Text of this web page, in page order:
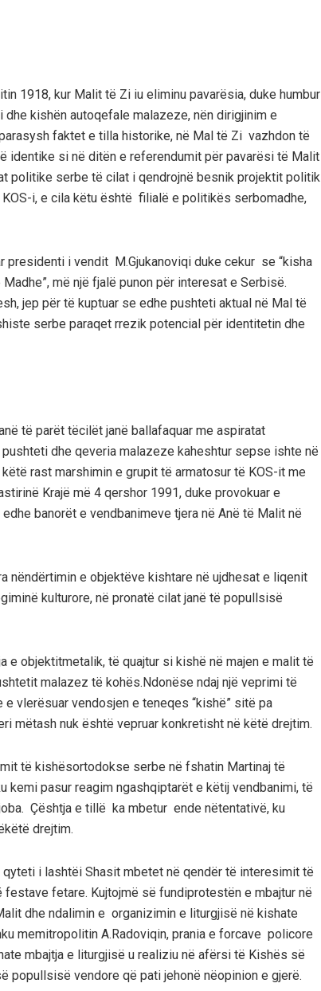
1918, kur Malit të Zi iu eliminu pavarësia, duke humbur
dhe kishën autoqefale malazeze, nën dirigjinim e
faktet e tilla historike, në Mal të Zi vazhdon të
identike si në ditën e referendumit për pavarësi të Malit
politike serbe të cilat i qendrojnë besnik projektit politik
i, e cila këtu është filialë e politikës serbomadhe,
i vendit M.Gjukanoviqi duke cekur se “kisha
më një fjalë punon për interesat e Serbisë.
jep për të kuptuar se edhe pushteti aktual në Mal të
serbe paraqet rrezik potencial për identitetin dhe
të parët tëcilët janë ballafaquar me aspiratat
pushteti dhe qeveria malazeze kaheshtur sepse ishte në
këtë rast marshimin e grupit të armatosur të KOS-it me
në Krajë më 4 qershor 1991, duke provokuar e
edhe banorët e vendbanimeve tjera në Anë të Malit në
nëndërtimin e objektëve kishtare në ujdhesat e liqenit
kulturore, në pronatë cilat janë të popullsisë
e objektitmetalik, të quajtur si kishë në majen e malit të
malazez të kohës.Ndonëse ndaj një veprimi të
e vlerësuar vendosjen e teneqes “kishë” sitë pa
mëtash nuk është vepruar konkretisht në këtë drejtim.
të kishësortodokse serbe në fshatin Martinaj të
kemi pasur reagim ngashqiptarët e këtij vendbanimi, të
. Çështja e tillë ka mbetur ende nëtentativë, ku
këtë drejtim.
qyteti i lashtëi Shasit mbetet në qendër të interesimit të
festave fetare. Kujtojmë së fundiprotestën e mbajtur në
dhe ndalimin e organizimin e liturgjisë në kishate
memitropolitin A.Radoviqin, prania e forcave policore
mbajtja e liturgjisë u realiziu në afërsi të Kishës së
popullsisë vendore që pati jehonë nëopinion e gjerë.